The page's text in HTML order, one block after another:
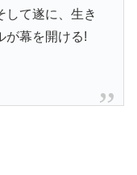
して遂に、生き
が幕を開ける!